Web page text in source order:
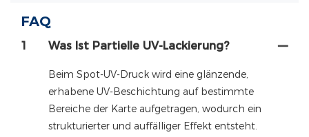
FAQ
1 Was Ist Partielle UV-Lackierung?
Beim Spot-UV-Druck wird eine glänzende,
erhabene UV-Beschichtung auf bestimmte
Bereiche der Karte aufgetragen, wodurch ein
strukturierter und auffälliger Effekt entsteht.